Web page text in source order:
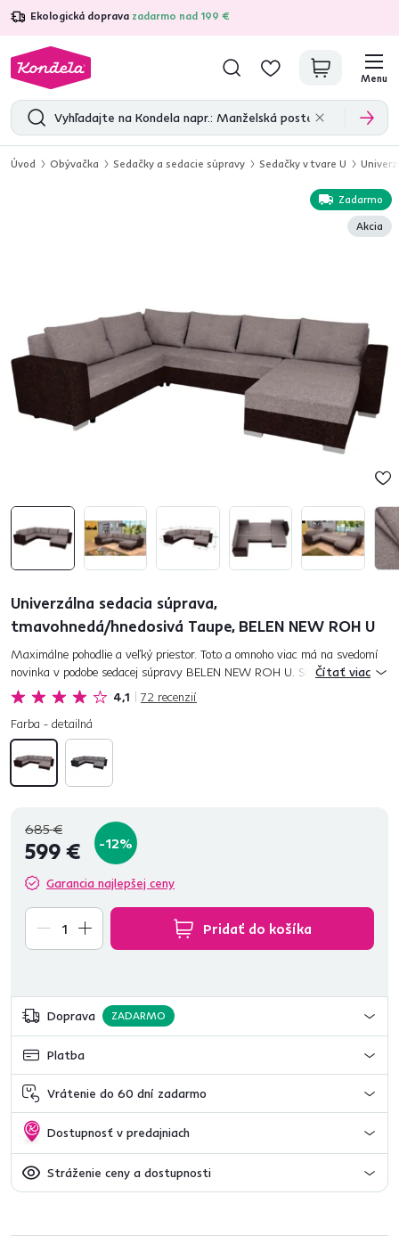
Ekologická doprava zadarmo nad 199 €
4,7 31 211overených produktových recenzií
Menu
Úvod Obývačka Sedačky a sedacie súpravy Sedačky v tvare U
Zadarmo
Akcia
Univerzálna sedacia súprava,
tmavohnedá/hnedosivá Taupe, BELEN NEW ROH U
4,1 72 recenzií
Maximálne pohodlie a veľký priestor. Toto a omnoho viac má na svedomí
novinka v podobe sedacej súpravy BELEN NEW ROH U. Svojim tvarom do
U ponúka komfortné sedenie pre viacerých členov rodiny...
Čítať viac
Farba - detailná
685 €
599 € -12%
Garancia najlepšej ceny
Pridať do košíka
Doprava ZADARMO
Platba
Vrátenie do 60 dní zadarmo
Dostupnosť v predajniach
Stráženie ceny a dostupnosti